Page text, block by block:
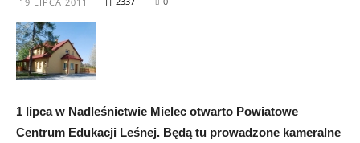
1 lipca w Nadleśnictwie Mielec otwarto Powiatowe
Centrum Edukacji Leśnej. Będą tu prowadzone kameralne